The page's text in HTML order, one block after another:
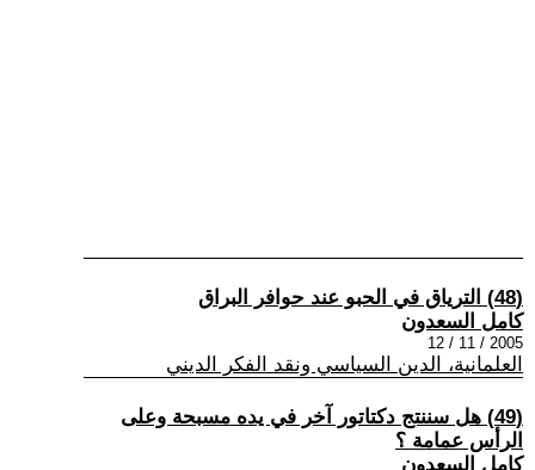
(48) الترياق في الحبو عند حوافر البراق
كامل السعدون
2005 / 11 / 12
العلمانية، الدين السياسي ونقد الفكر الديني
(49) هل سننتج دكتاتور آخر في يده مسبحة وعلى
الرأس عمامة ؟
كامل السعدون